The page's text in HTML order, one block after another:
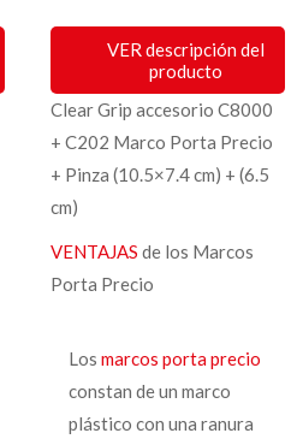
VER descripción del
producto
Clear Grip accesorio C8000
+ C202 Marco Porta Precio
+ Pinza (10.5×7.4 cm) + (6.5
cm)
VENTAJAS de los Marcos
Porta Precio
Los marcos porta precio
constan de un marco
plástico con una ranura